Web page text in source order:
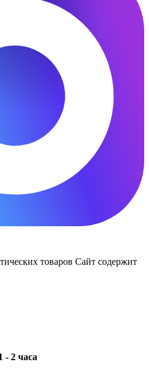
товаров Сайт содержит
- 2 часа